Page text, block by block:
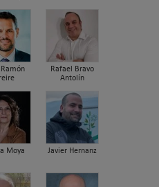
Rafael Bravo
Antolín
Moya Javier Hernanz